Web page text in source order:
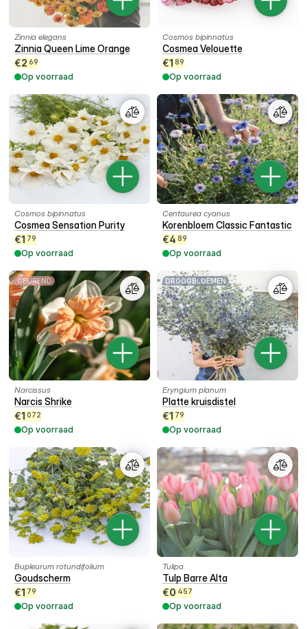
Zinnia elegans
Zinnia Queen Lime Orange
€2 69
Op voorraad
Cosmos bipinnatus
Cosmea Velouette
€1 89
Op voorraad
Cosmos bipinnatus
Cosmea Sensation Purity
€1 79
Op voorraad
Centaurea cyanus
Korenbloem Classic Fantastic
€4 89
Op voorraad
GEUREND
Narcissus
Narcis Shrike
€1 072
Op voorraad
DROOGBLOEMEN
Eryngium planum
Platte kruisdistel
€1 79
Op voorraad
Bupleurum rotundifolium
Goudscherm
€1 79
Op voorraad
Tulipa
Tulp Barre Alta
€0 457
Op voorraad